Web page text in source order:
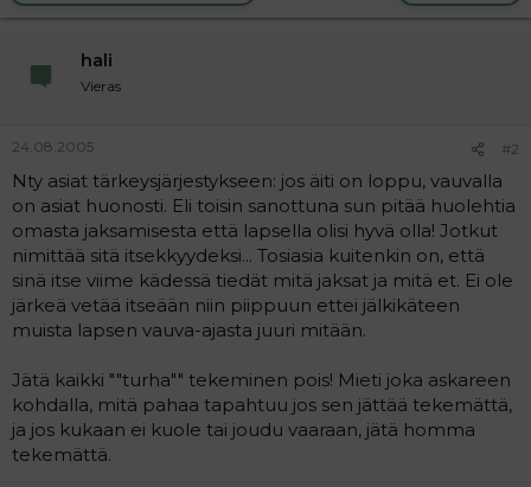
hali
Vieras
24.08.2005 #2
Nty asiat tärkeysjärjestykseen: jos äiti on loppu, vauvalla
on asiat huonosti. Eli toisin sanottuna sun pitää huolehtia
omasta jaksamisesta että lapsella olisi hyvä olla! Jotkut
nimittää sitä itsekkyydeksi... Tosiasia kuitenkin on, että
sinä itse viime kädessä tiedät mitä jaksat ja mitä et. Ei ole
järkeä vetää itseään niin piippuun ettei jälkikäteen
muista lapsen vauva-ajasta juuri mitään.
Jätä kaikki ""turha"" tekeminen pois! Mieti joka askareen
kohdalla, mitä pahaa tapahtuu jos sen jättää tekemättä,
ja jos kukaan ei kuole tai joudu vaaraan, jätä homma
tekemättä.